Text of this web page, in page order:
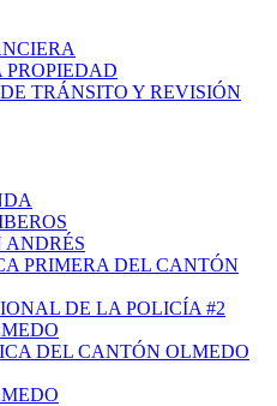
PROPIEDAD
TRÁNSITO Y REVISIÓN
ANDRÉS
PRIMERA DEL CANTÓN
DE LA POLICÍA #2
DEL CANTÓN OLMEDO